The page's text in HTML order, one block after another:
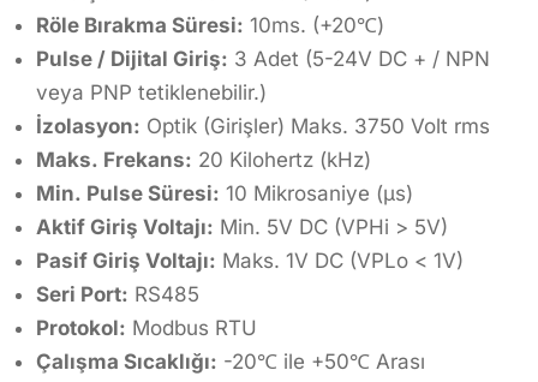
Röle Bırakma Süresi: 10ms. (+20℃)
Pulse / Dijital Giriş: 3 Adet (5-24V DC + / NPN
veya PNP tetiklenebilir.)
İzolasyon: Optik (Girişler) Maks. 3750 Volt rms
Maks. Frekans: 20 Kilohertz (kHz)
Min. Pulse Süresi: 10 Mikrosaniye (µs)
Aktif Giriş Voltajı: Min. 5V DC (VPHi > 5V)
Pasif Giriş Voltajı: Maks. 1V DC (VPLo < 1V)
Seri Port: RS485
Protokol: Modbus RTU
Çalışma Sıcaklığı: -20℃ ile +50℃ Arası